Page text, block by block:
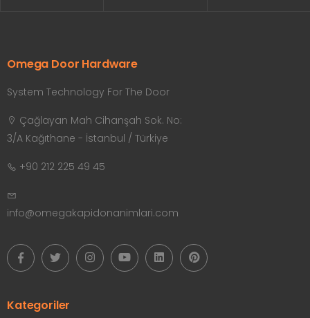
Omega Door Hardware
System Technology For The Door
Çağlayan Mah Cihanşah Sok. No:
3/A Kağıthane - İstanbul / Türkiye
+90 212 225 49 45
info@omegakapidonanimlari.com
Kategoriler